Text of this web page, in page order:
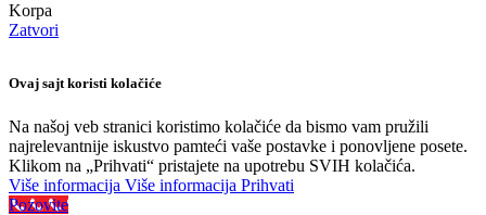
Korpa
Zatvori
Ovaj sajt koristi kolačiće
Na našoj veb stranici koristimo kolačiće da bismo vam pružili
najrelevantnije iskustvo pamteći vaše postavke i ponovljene posete.
Klikom na „Prihvati“ pristajete na upotrebu SVIH kolačića.
Više informacija Više informacija Prihvati
Pozovite